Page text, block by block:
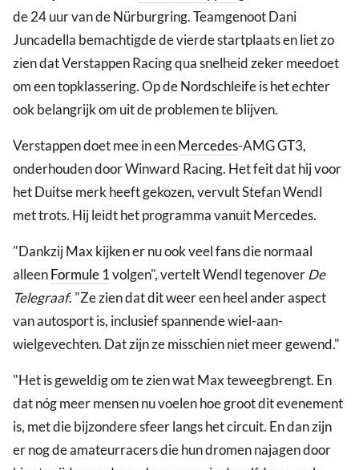
de 24 uur van de Nürburgring. Teamgenoot Dani
Juncadella bemachtigde de vierde startplaats en liet zo
zien dat Verstappen Racing qua snelheid zeker meedoet
om een topklassering. Op de Nordschleife is het echter
ook belangrijk om uit de problemen te blijven.
Verstappen doet mee in eenMercedes-AMG GT3,
onderhouden door Winward Racing. Het feit dat hij voor
het Duitse merk heeft gekozen, vervult Stefan Wendl
met trots. Hij leidt het programma vanuit Mercedes.
"Dankzij Max kijken er nu ook veel fans die normaal
alleenFormule 1volgen", vertelt Wendl tegenoverDe
Telegraaf. "Ze zien dat dit weer een heel ander aspect
van autosport is, inclusief spannende wiel-aan-
wielgevechten. Dat zijn ze misschien niet meer gewend."
"Het is geweldig om te zien wat Max teweegbrengt. En
dat nóg meer mensen nu voelen hoe groot dit evenement
is, met die bijzondere sfeer langs het circuit. En dan zijn
er nog de amateurracers die hun dromen najagen door